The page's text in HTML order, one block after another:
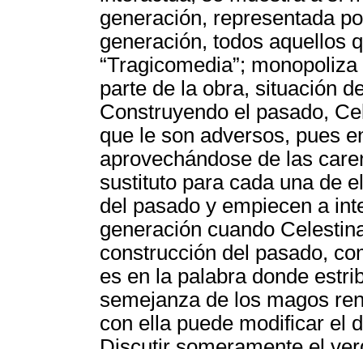
generación, representada
generación, todos aquellos
“Tragicomedia”;
parte de la obra, situación
Construyendo el pasado,
que le son adversos, pues
aprovechándose de las
sustituto para cada una de
del pasado y empiecen a
generación cuando
construcción del pasado,
es en la palabra donde
semejanza de los magos
con ella puede modificar el